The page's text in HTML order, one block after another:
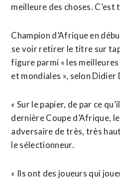
meilleure des choses. C’est
Champion d’Afrique en
⁠se voir retirer le titre sur
figure parmi « les
et mondiales », selon Didier
« Sur le papier, de par ce
dernière Coupe d’Afrique,
adversaire de très, très
le sélectionneur.
« Ils ont des joueurs qui